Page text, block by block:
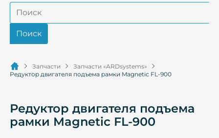
Запчасти
Запчасти «ARDsystems»
Редуктор двигателя подъема рамки Magnetic FL-900
Редуктор двигателя подъема
рамки Magnetic FL-900